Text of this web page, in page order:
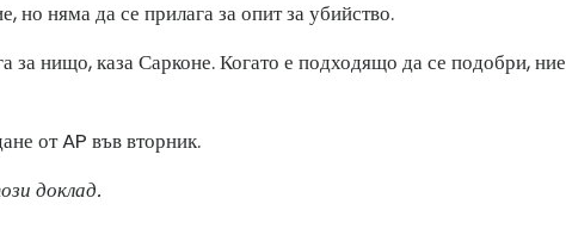
но няма да се прилага за опит за убийство.
за нищо, каза Сарконе. Когато е подходящо да се подобри, ние
от AP във вторник.
доклад.